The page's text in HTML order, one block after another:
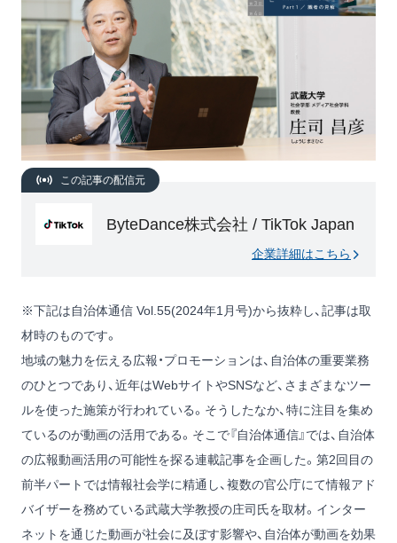
この記事の配信元
ByteDance株式会社 / TikTok Japan
企業詳細はこちら
※下記は自治体通信 Vol.55(2024年1月号)から抜粋し、記事は取
材時のものです。
地域の魅力を伝える広報・プロモーションは、自治体の重要業務
のひとつであり、近年はWebサイトやSNSなど、さまざまなツー
ルを使った施策が行われている。そうしたなか、特に注目を集め
ているのが動画の活用である。そこで『自治体通信』では、自治体
の広報動画活用の可能性を探る連載記事を企画した。第2回目の
前半パートでは情報社会学に精通し、複数の官公庁にて情報アド
バイザーを務めている武蔵大学教授の庄司氏を取材。インター
ネットを通じた動画が社会に及ぼす影響や、自治体が動画を効果